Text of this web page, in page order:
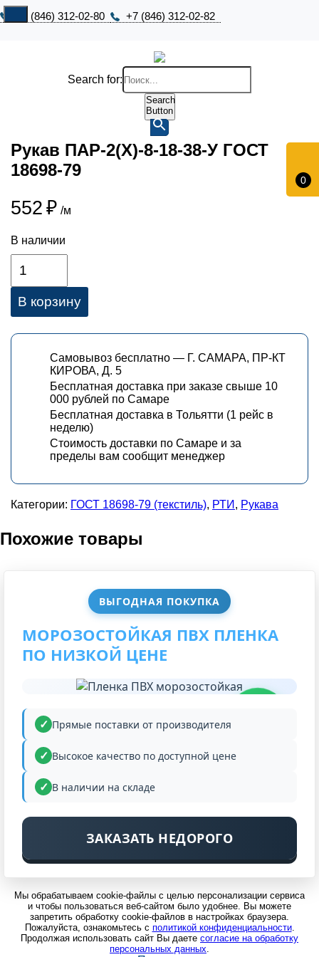
+7 (846) 312-02-80 +7 (846) 312-02-82
0
Search for:
Search
Button
ВЫГОДНАЯ ПОКУПКА
МОРОЗОСТОЙКАЯ ПВХ ПЛЕНКА
ПО НИЗКОЙ ЦЕНЕ
Прямые поставки от производителя
Высокое качество по доступной цене
В наличии на складе
ЗАКАЗАТЬ НЕДОРОГО
Рукав ПАР-2(Х)-8-18-38-У ГОСТ
18698-79
552 ₽ /м
В наличии
В корзину
Самовывоз бесплатно — Г. САМАРА, ПР-КТ
КИРОВА, Д. 5
Бесплатная доставка при заказе свыше 10
000 рублей по Самаре
Бесплатная доставка в Тольятти (1 рейс в
неделю)
Стоимость доставки по Самаре и за
пределы вам сообщит менеджер
Категории: ГОСТ 18698-79 (текстиль), РТИ , Рукава
Похожие товары
Мы обрабатываем cookie-файлы с целью персонализации сервиса
и чтобы пользоваться веб-сайтом было удобнее. Вы можете
запретить обработку cookie-файлов в настройках браузера.
Пожалуйста, ознакомьтесь с политикой конфиденциальности.
Продолжая использовать сайт Вы даете согласие на обработку
персональных данных.